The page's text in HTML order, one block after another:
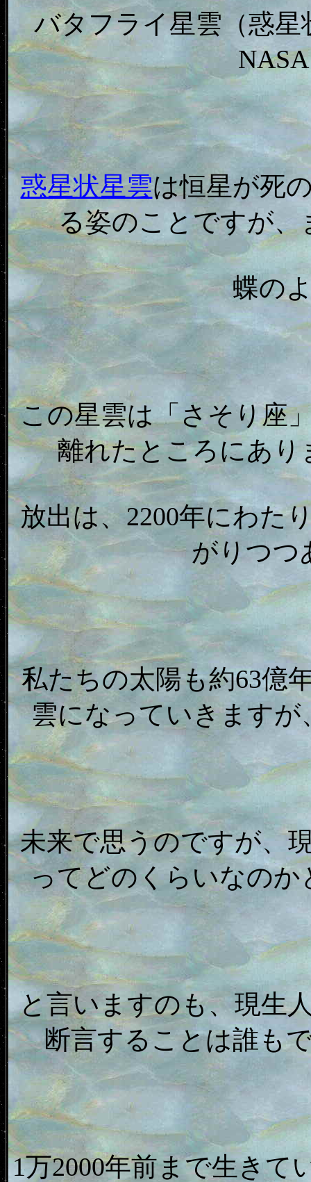
バタフライ星雲（惑
惑星状星雲は恒星が死
る姿のことですが
蝶の
この星雲は「さそり座
離れたところにあり
放出は、2200年にわた
がりつつ
私たちの太陽も約63億
雲になっていきます
未来で思うのですが、
ってどのくらいなの
と言いますのも、現生
断言することは誰も
1万2000年前まで生きて